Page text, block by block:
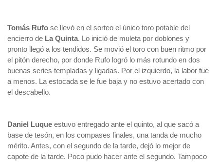
Tomás Rufo se llevó en el sorteo el único toro potable del
encierro de La Quinta. Lo inició de muleta por doblones y
pronto llegó a los tendidos. Se movió el toro con buen ritmo por
el pitón derecho, por donde Rufo logró lo más rotundo en dos
buenas series templadas y ligadas. Por el izquierdo, la labor fue
a menos. La estocada se le fue baja y no estuvo acertado con
el descabello.
Daniel Luque estuvo entregado ante el quinto, al que sacó a
base de tesón, en los compases finales, una tanda de mucho
mérito. Antes, con el segundo de la tarde, dejó lo mejor de
capote de la tarde. Poco pudo hacer ante el segundo. Tampoco